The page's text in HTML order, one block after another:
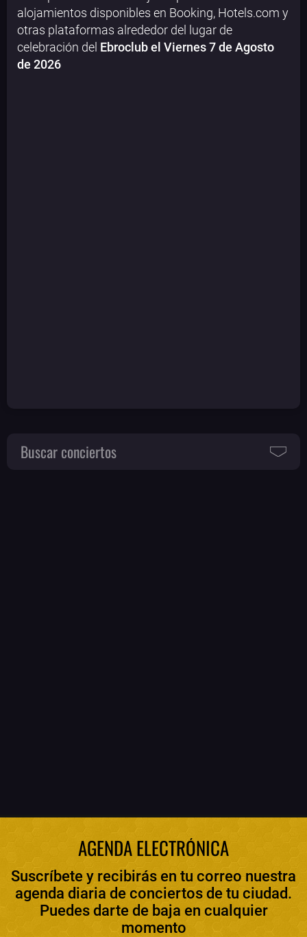
alojamientos disponibles en Booking, Hotels.com y
otras plataformas alrededor del lugar de
celebración del Ebroclub el Viernes 7 de Agosto
de 2026
Buscar conciertos
AGENDA ELECTRÓNICA
Suscríbete y recibirás en tu correo nuestra
agenda diaria de conciertos de tu ciudad.
Puedes darte de baja en cualquier
momento